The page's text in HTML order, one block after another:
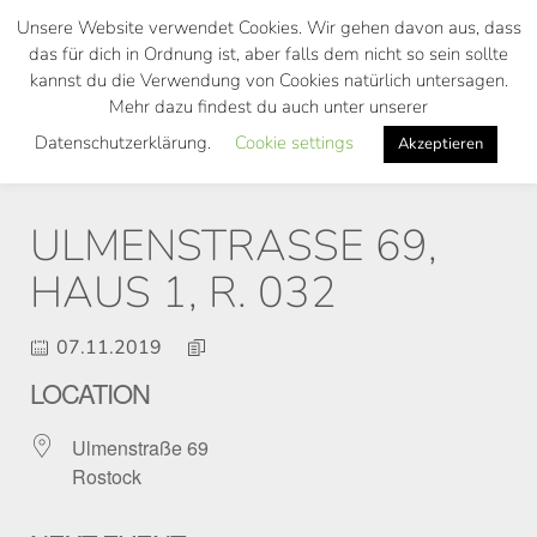
Skip
main
ULMENSTRASSE 69, H
AUS 1, R. 032
07.11.2019
LOCATION
Ulmenstraße 69
Rostock
Unsere Website verwendet Cookies. Wir gehen davon aus, dass
das für dich in Ordnung ist, aber falls dem nicht so sein sollte
kannst du die Verwendung von Cookies natürlich untersagen.
Mehr dazu findest du auch unter unserer
Datenschutzerklärung.
Cookie settings Akzeptieren